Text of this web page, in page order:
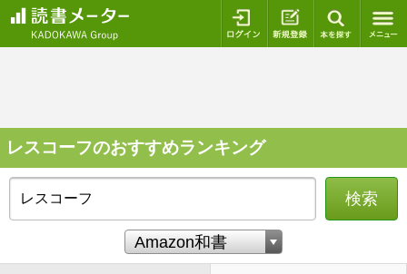
ログイン 新規登録
レスコーフのおすすめランキング
検索